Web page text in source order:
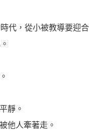
代，從小被教導要迎合
靜。
他人牽著走。